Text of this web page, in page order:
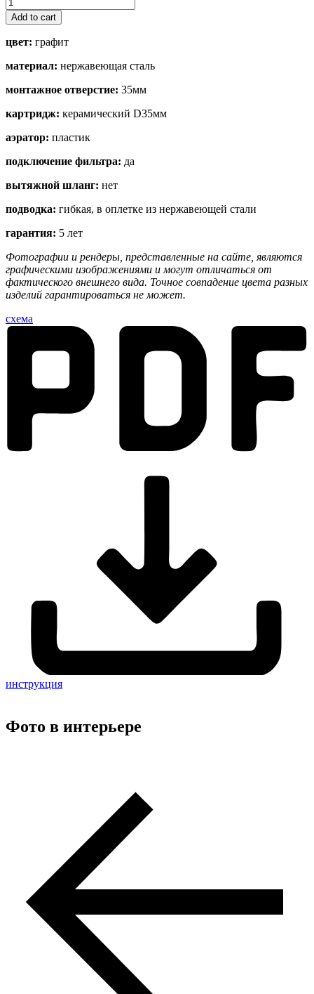
quantity
Add to cart
цвет: графит
материал: нержавеющая сталь
монтажное отверстие: 35мм
картридж: керамический D35мм
аэратор: пластик
подключение фильтра: да
вытяжной шланг: нет
подводка: гибкая, в оплетке из нержавеющей стали
гарантия: 5 лет
Фотографии и рендеры, представленные на сайте, являются
графическими изображениями и могут отличаться от
фактического внешнего вида. Точное совпадение цвета разных
изделий гарантироваться не может.
схема
инструкция
Фото в интерьере